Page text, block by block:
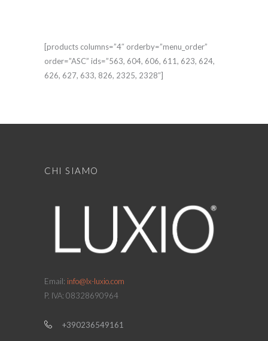
[products columns=”4″ orderby=”menu_order”
order=”ASC” ids=”563, 604, 606, 611, 623, 624,
626, 627, 633, 826, 2325, 2328″]
CHI SIAMO
Email: info@lx-luxio.com
P. IVA: 08328690964
+390236549161